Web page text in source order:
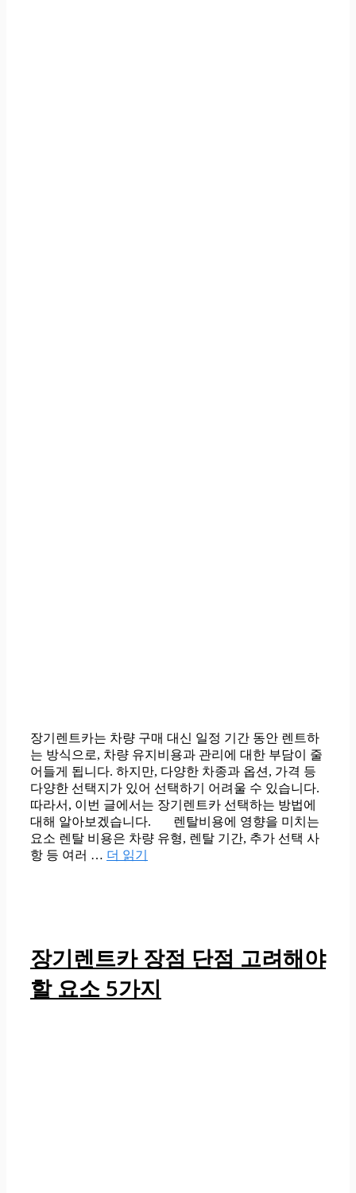
장기렌트카는 차량 구매 대신 일정 기간 동안 렌트하
는 방식으로, 차량 유지비용과 관리에 대한 부담이 줄
어들게 됩니다. 하지만, 다양한 차종과 옵션, 가격 등
다양한 선택지가 있어 선택하기 어려울 수 있습니다.
따라서, 이번 글에서는 장기렌트카 선택하는 방법에
대해 알아보겠습니다. 렌탈비용에 영향을 미치는
요소 렌탈 비용은 차량 유형, 렌탈 기간, 추가 선택 사
항 등 여러 … 더 읽기
장기렌트카 장점 단점 고려해야
할 요소 5가지